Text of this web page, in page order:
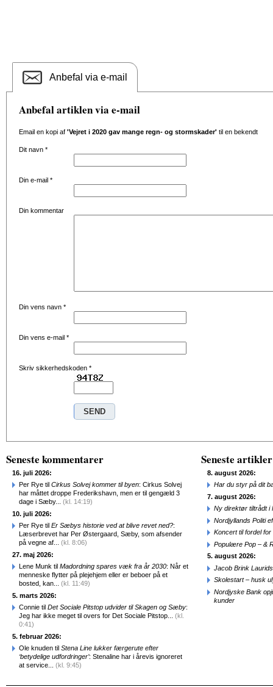
Anbefal via e-mail
Anbefal artiklen via e-mail
Email en kopi af 'Vejret i 2020 gav mange regn- og stormskader' til en bekendt
Dit navn *
Din e-mail *
Din kommentar
Din vens navn *
Din vens e-mail *
Skriv sikkerhedskoden *
Seneste kommentarer
16. juli 2026:
Per Rye til Cirkus Solvej kommer til byen: Cirkus Solvej
har måttet droppe Frederikshavn, men er til gengæld 3
dage i Sæby... (kl. 14:19)
10. juli 2026:
Per Rye til Er Sæbys historie ved at blive revet ned?:
Læserbrevet har Per Østergaard, Sæby, som afsender
på vegne af... (kl. 8:06)
27. maj 2026:
Lene Munk til Madordning spares væk fra år 2030: Når et
menneske flytter på plejehjem eller er beboer på et
bosted, kan... (kl. 11:49)
5. marts 2026:
Connie til Det Sociale Pitstop udvider til Skagen og Sæby:
Jeg har ikke meget til overs for Det Sociale Pitstop... (kl.
0:41)
5. februar 2026:
Ole knuden til Stena Line lukker færgerute efter
‘betydelige udfordringer’: Stenaline har i årevis ignoreret
at service... (kl. 9:45)
Seneste artikler
8. august 2026:
Har du styr på dit
7. august 2026:
Ny direktør tiltrådt i
Nordjyllands Politi
Koncert til fordel
Populære Pop – &
5. august 2026:
Jacob Brink
Skolestart – husk
Nordjyske Bank
kunder